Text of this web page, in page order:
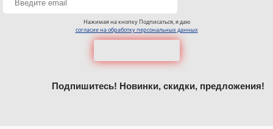
Нажимая на кнопку Подписаться, я даю
согласие на обработку персональных данных
Подпишитесь! Новинки, скидки, предложения!